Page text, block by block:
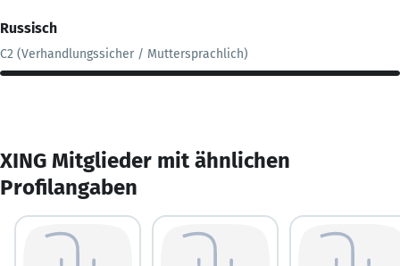
Russisch
C2 (Verhandlungssicher / Muttersprachlich)
XING Mitglieder mit ähnlichen
Profilangaben